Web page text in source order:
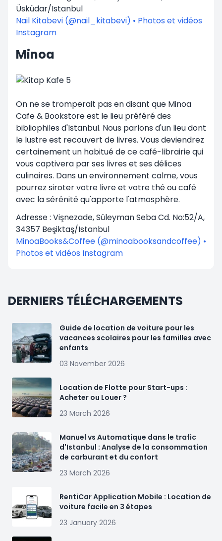
Üsküdar/Istanbul
Nail Kitabevi (@nail_kitabevi) • Photos et vidéos
Instagram
Minoa
On ne se tromperait pas en disant que Minoa
Cafe & Bookstore est le lieu préféré des
bibliophiles d'Istanbul. Nous parlons d'un lieu dont
le lustre est recouvert de livres. Vous deviendrez
certainement un habitué de ce café-librairie qui
vous captivera par ses livres et ses délices
culinaires. Dans un environnement calme, vous
pourrez siroter votre livre et votre thé ou café
avec la sérénité qu'apporte l'atmosphère.
Adresse : Vişnezade, Süleyman Seba Cd. No:52/A,
34357 Beşiktaş/Istanbul
MinoaBooks&Coffee (@minoabooksandcoffee) •
Photos et vidéos Instagram
DERNIERS TÉLÉCHARGEMENTS
Guide de location de voiture pour les
vacances scolaires pour les familles avec
enfants
03 November 2026
Location de Flotte pour Start-ups :
Acheter ou Louer ?
23 March 2026
Manuel vs Automatique dans le trafic
d'Istanbul : Analyse de la consommation
de carburant et du confort
23 March 2026
RentiCar Application Mobile : Location de
voiture facile en 3 étapes
23 January 2026